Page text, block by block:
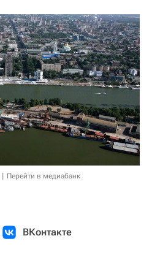
Перейти в медиабанк
ВКонтакте